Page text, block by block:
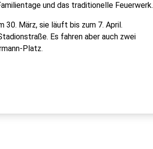
und das traditionelle Feuerwerk.
30. März, sie läuft bis zum 7. April.
Es fahren aber auch zwei
Platz.